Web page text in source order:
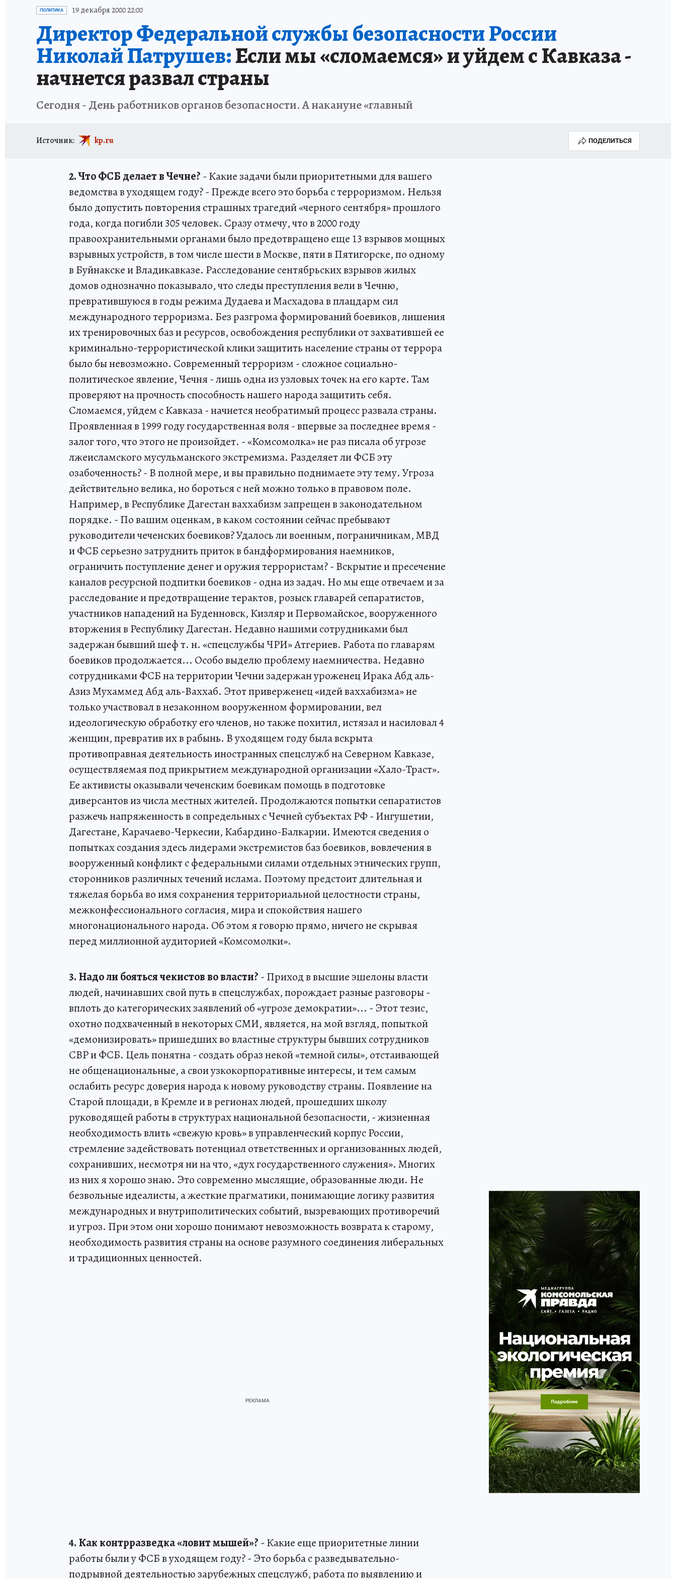
ИСПЫТАНО НА СЕБЕ
ПОЛИТИКА 19 декабря 2000 22:00
Директор Федеральной службы безопасности России
Николай Патрушев:Если мы «сломаемся» и уйдем с Кавказа -
начнется развал страны
Сегодня - День работников органов безопасности. А накануне «главный
Источник: kp.ru ПОДЕЛИТЬСЯ
2. Что ФСБ делает в Чечне? - Какие задачи были приоритетными для вашего
ведомства в уходящем году? - Прежде всего это борьба с терроризмом. Нельзя
было допустить повторения страшных трагедий «черного сентября» прошлого
года, когда погибли 305 человек. Сразу отмечу, что в 2000 году
правоохранительными органами было предотвращено еще 13 взрывов мощных
взрывных устройств, в том числе шести в Москве, пяти в Пятигорске, по одному
в Буйнакске и Владикавказе. Расследование сентябрьских взрывов жилых
домов однозначно показывало, что следы преступления вели в Чечню,
превратившуюся в годы режима Дудаева и Масхадова в плацдарм сил
международного терроризма. Без разгрома формирований боевиков, лишения
их тренировочных баз и ресурсов, освобождения республики от захватившей ее
криминально-террористической клики защитить население страны от террора
было бы невозможно. Современный терроризм - сложное социально-
политическое явление, Чечня - лишь одна из узловых точек на его карте. Там
проверяют на прочность способность нашего народа защитить себя.
Сломаемся, уйдем с Кавказа - начнется необратимый процесс развала страны.
Проявленная в 1999 году государственная воля - впервые за последнее время -
залог того, что этого не произойдет. - «Комсомолка» не раз писала об угрозе
лжеисламского мусульманского экстремизма. Разделяет ли ФСБ эту
озабоченность? - В полной мере, и вы правильно поднимаете эту тему. Угроза
действительно велика, но бороться с ней можно только в правовом поле.
Например, в Республике Дагестан ваххабизм запрещен в законодательном
порядке. - По вашим оценкам, в каком состоянии сейчас пребывают
руководители чеченских боевиков? Удалось ли военным, пограничникам, МВД
и ФСБ серьезно затруднить приток в бандформирования наемников,
ограничить поступление денег и оружия террористам? - Вскрытие и пресечение
каналов ресурсной подпитки боевиков - одна из задач. Но мы еще отвечаем и за
расследование и предотвращение терактов, розыск главарей сепаратистов,
участников нападений на Буденновск, Кизляр и Первомайское, вооруженного
вторжения в Республику Дагестан. Недавно нашими сотрудниками был
задержан бывший шеф т. н. «спецслужбы ЧРИ» Атгериев. Работа по главарям
боевиков продолжается... Особо выделю проблему наемничества. Недавно
сотрудниками ФСБ на территории Чечни задержан уроженец Ирака Абд аль-
Азиз Мухаммед Абд аль-Ваххаб. Этот приверженец «идей ваххабизма» не
только участвовал в незаконном вооруженном формировании, вел
идеологическую обработку его членов, но также похитил, истязал и насиловал 4
женщин, превратив их в рабынь. В уходящем году была вскрыта
противоправная деятельность иностранных спецслужб на Северном Кавказе,
осуществляемая под прикрытием международной организации «Хало-Траст».
Ее активисты оказывали чеченским боевикам помощь в подготовке
диверсантов из числа местных жителей. Продолжаются попытки сепаратистов
разжечь напряженность в сопредельных с Чечней субъектах РФ - Ингушетии,
Дагестане, Карачаево-Черкесии, Кабардино-Балкарии. Имеются сведения о
попытках создания здесь лидерами экстремистов баз боевиков, вовлечения в
вооруженный конфликт с федеральными силами отдельных этнических групп,
сторонников различных течений ислама. Поэтому предстоит длительная и
тяжелая борьба во имя сохранения территориальной целостности страны,
межконфессионального согласия, мира и спокойствия нашего
многонационального народа. Об этом я говорю прямо, ничего не скрывая
перед миллионной аудиторией «Комсомолки».
3. Надо ли бояться чекистов во власти? - Приход в высшие эшелоны власти
людей, начинавших свой путь в спецслужбах, порождает разные разговоры -
вплоть до категорических заявлений об «угрозе демократии»... - Этот тезис,
охотно подхваченный в некоторых СМИ, является, на мой взгляд, попыткой
«демонизировать» пришедших во властные структуры бывших сотрудников
СВР и ФСБ. Цель понятна - создать образ некой «темной силы», отстаивающей
не общенациональные, а свои узкокорпоративные интересы, и тем самым
ослабить ресурс доверия народа к новому руководству страны. Появление на
Старой площади, в Кремле и в регионах людей, прошедших школу
руководящей работы в структурах национальной безопасности, - жизненная
необходимость влить «свежую кровь» в управленческий корпус России,
стремление задействовать потенциал ответственных и организованных людей,
сохранивших, несмотря ни на что, «дух государственного служения». Многих
из них я хорошо знаю. Это современно мыслящие, образованные люди. Не
безвольные идеалисты, а жесткие прагматики, понимающие логику развития
международных и внутриполитических событий, вызревающих противоречий
и угроз. При этом они хорошо понимают невозможность возврата к старому,
необходимость развития страны на основе разумного соединения либеральных
и традиционных ценностей.
4. Как контрразведка «ловит мышей»? - Какие еще приоритетные линии
работы были у ФСБ в уходящем году? - Это борьба с разведывательно-
подрывной деятельностью зарубежных спецслужб, работа по выявлению и